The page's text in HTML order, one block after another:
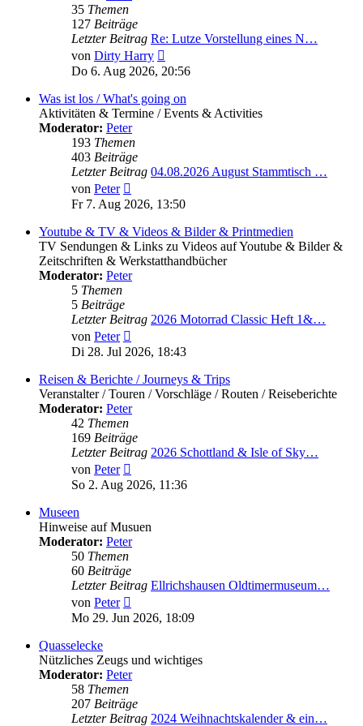
35 Themen
127 Beiträge
Letzter Beitrag Re: Lutze Vorstellung eines N…
von Dirty Harry
Beitrag
Do 6. Aug 2026, 20:56
Was ist los / What's going on
Aktivitäten & Termine / Events & Activities
Moderator: Peter
193 Themen
403 Beiträge
Letzter Beitrag 04.08.2026 August Stammtisch …
von Peter
Beitrag
Fr 7. Aug 2026, 13:50
Youtube & TV & Videos & Bilder & Printmedien
TV Sendungen & Links zu Videos auf Youtube & Bilder &
Zeitschriften & Werkstatthandbücher
Moderator: Peter
5 Themen
5 Beiträge
Letzter Beitrag 2026 Motorrad Classic Heft 1&…
von Peter
Beitrag
Di 28. Jul 2026, 18:43
Reisen & Berichte / Journeys & Trips
Veranstalter / Touren / Vorschläge / Routen / Reiseberichte
Moderator: Peter
42 Themen
169 Beiträge
Letzter Beitrag 2026 Schottland & Isle of Sky…
von Peter
Beitrag
So 2. Aug 2026, 11:36
Museen
Hinweise auf Musuen
Moderator: Peter
50 Themen
60 Beiträge
Letzter Beitrag Ellrichshausen Oldtimermuseum…
von Peter
Beitrag
Mo 29. Jun 2026, 18:09
Quasselecke
Nützliches Zeugs und wichtiges
Moderator: Peter
58 Themen
207 Beiträge
Letzter Beitrag 2024 Weihnachtskalender & ein…